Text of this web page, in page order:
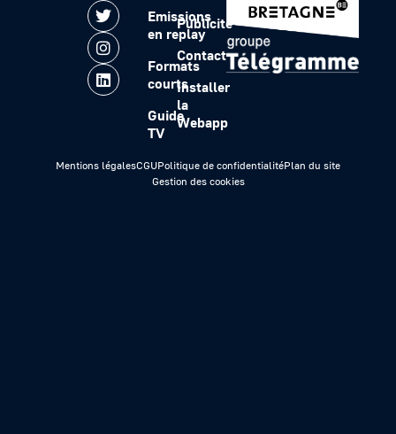
Emissions
en replay
Formats
courts
Guide
TV
Publicité
Contact
Installer
la
Webapp
Mentions légalesCGUPolitique de confidentialitéPlan du site
Gestion des cookies